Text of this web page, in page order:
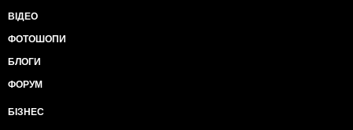
ВІДЕО
ФОТОШОПИ
БЛОГИ
ФОРУМ
БІЗНЕС